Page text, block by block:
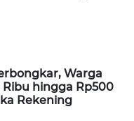
Warga
Ribu hingga Rp500
Rekening